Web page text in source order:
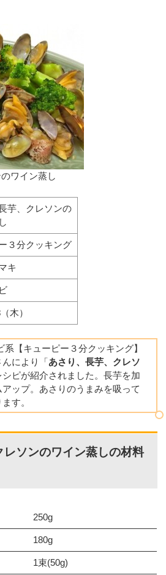
ワイン蒸し
芋、クレソンの
３分クッキング
キ
木）
系【キューピー３分クッキング】
んにより「あさり、長芋、クレソ
シピが紹介されました。長芋を加
ップ。あさりのうまみを吸って
す。
レソンのワイン蒸しの材料
250g
180g
1束(50g)